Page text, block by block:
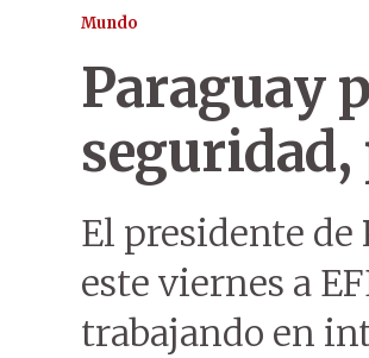
Mundo
Paraguay
seguridad,
El presidente
este viernes a
trabajando en